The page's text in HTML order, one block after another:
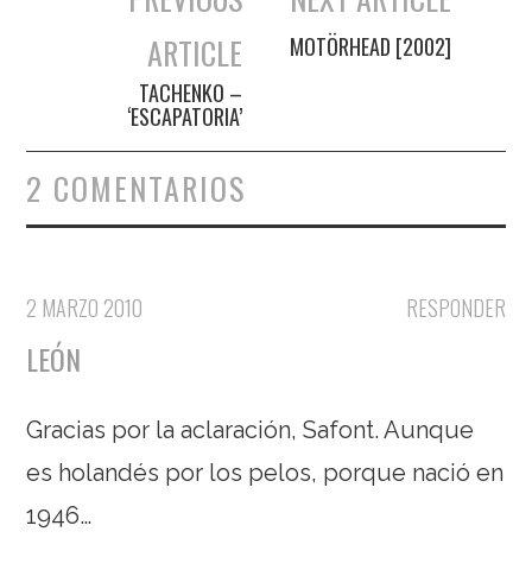
Navegación de entradas
ARTICLE
TACHENKO –
‘ESCAPATORIA’
MOTÖRHEAD [2002]
2 COMENTARIOS
RESPONDER
2 MARZO 2010
LEÓN
Gracias por la aclaración, Safont. Aunque
es holandés por los pelos, porque nació en
1946…